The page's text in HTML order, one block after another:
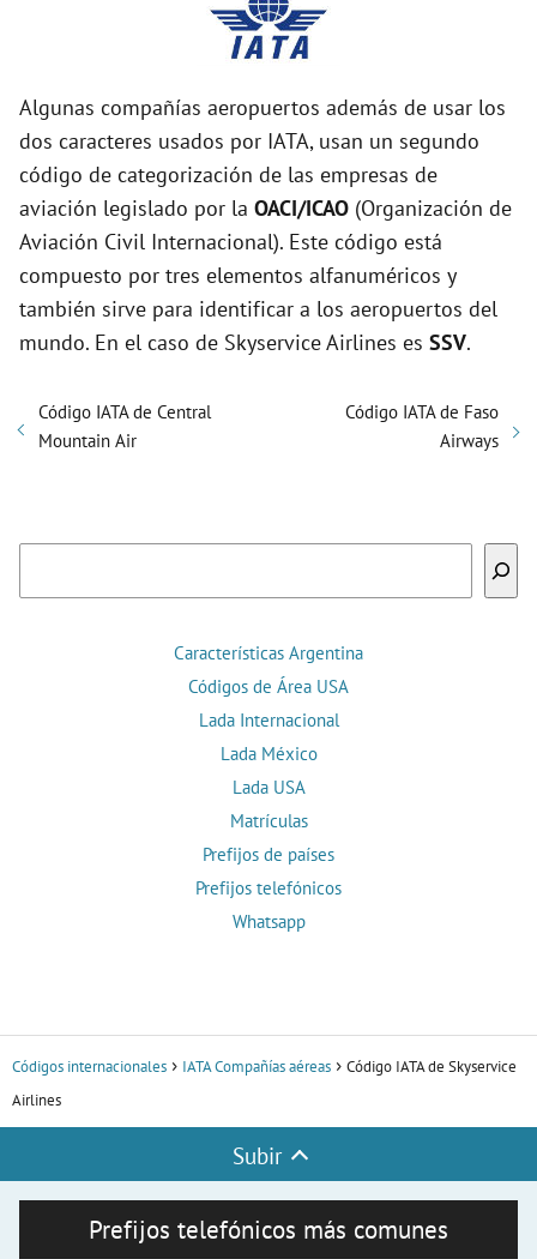
Algunas compañías aeropuertos además de usar los
dos caracteres usados por IATA, usan un segundo
código de categorización de las empresas de
aviación legislado por la OACI/ICAO (Organización de
Aviación Civil Internacional). Este código está
compuesto por tres elementos alfanuméricos y
también sirve para identificar a los aeropuertos del
mundo. En el caso de Skyservice Airlines es SSV.
Código IATA de Central
Mountain Air
Código IATA de Faso
Airways
Características Argentina
Códigos de Área USA
Lada Internacional
Lada México
Lada USA
Matrículas
Prefijos de países
Prefijos telefónicos
Whatsapp
Códigos internacionales IATA Compañías aéreas
Código IATA de Skyservice
Airlines
Subir
Prefijos telefónicos más comunes